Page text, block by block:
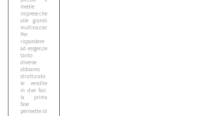
medie
imprese che
alle grandi
multinazionali.
Per
rispondere
ad esigenze
tanto
diverse
abbiamo
strutturato
le vendite
in due fasi:
la prima
fase
permette di